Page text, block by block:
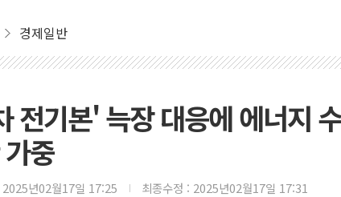
경제일반
전기본' 늑장 대응에 에너지
중
2025년02월17일 17:25 최종수정 : 2025년02월17일 17:31